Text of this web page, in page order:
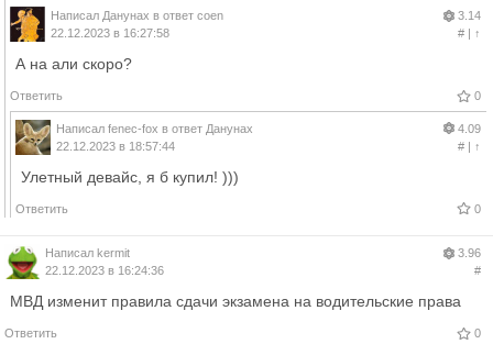
Написал Данунах в ответ coen
22.12.2023 в 16:27:58
3.14
#| ↑
А на али скоро?
Ответить 0
Написал fenec-fox в ответ Данунах
22.12.2023 в 18:57:44
4.09
#| ↑
Улетный девайс, я б купил! )))
Ответить 0
Написал kermit
22.12.2023 в 16:24:36
3.96
#
МВД изменит правила сдачи экзамена на водительские права
Ответить 0